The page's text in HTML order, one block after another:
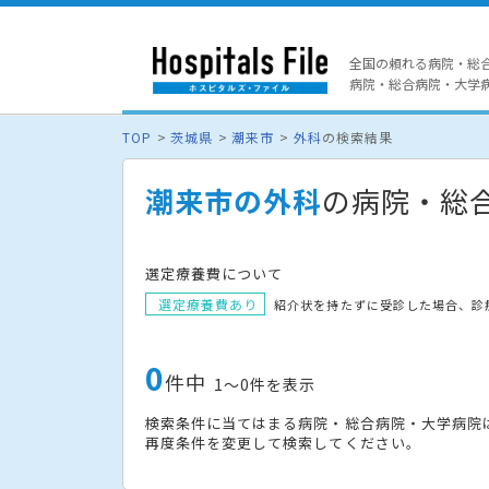
全国の頼れる病院・総
病院・総合病院・大学
TOP 茨城県 潮来市 外科の検索結果
潮来市の外科の病院・総
選定療養費について
選定療養費あり 紹介状を持たずに受診した場合、
0件中 1〜0件を表示
検索条件に当てはまる病院・総合病院・大学病
再度条件を変更して検索してください。